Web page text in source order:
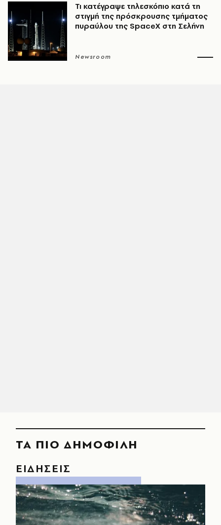
Τι κατέγραψε τηλεσκόπιο κατά τη
στιγμή της πρόσκρουσης τμήματος
πυραύλου της SpaceX στη Σελήνη
Newsroom
ΤΑ ΠΙΟ ΔΗΜΟΦΙΛΗ
ΕΙΔΗΣΕΙΣ